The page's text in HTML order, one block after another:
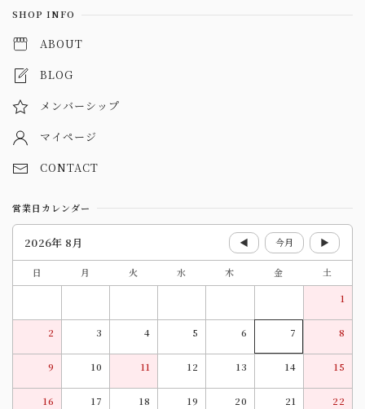
SHOP INFO
ABOUT
BLOG
メンバーシップ
マイページ
CONTACT
営業日カレンダー
2026年 8月 ◀ 今月 ▶
日 月 火 水 木 金
土
1
2 3 4 5 6 7 8
9 10 11 12 13 14 15
16 17 18 19 20 21 22